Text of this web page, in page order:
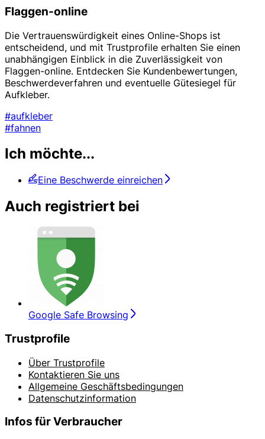
Flaggen-online
Die Vertrauenswürdigkeit eines Online-Shops ist
entscheidend, und mit Trustprofile erhalten Sie einen
unabhängigen Einblick in die Zuverlässigkeit von
Flaggen-online. Entdecken Sie Kundenbewertungen,
Beschwerdeverfahren und eventuelle Gütesiegel für
Aufkleber.
#aufkleber
#fahnen
Ich möchte...
Eine Beschwerde einreichen
Auch registriert bei
Google Safe Browsing
Trustprofile
Über Trustprofile
Kontaktieren Sie uns
Allgemeine Geschäftsbedingungen
Datenschutzinformation
Infos für Verbraucher